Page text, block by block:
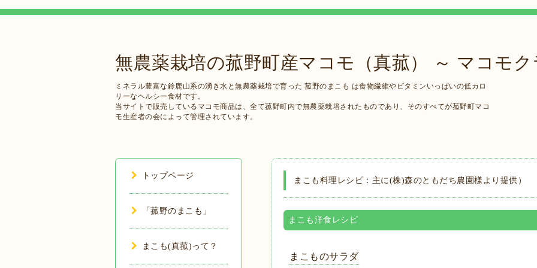
無農薬栽培の菰野町産マコモ（真菰） ～ マコモ
ミネラル豊富な鈴鹿山系の湧き水と無農薬栽培で育った 菰野のまこも は食物繊維やビタミンいっぱいの低カロ
リーなヘルシー食材です。
当サイトで販売しているマコモ商品は、全て菰野町内で無農薬栽培されたものであり、そのすべてが菰野町マコ
モ生産者の会によって管理されています。
まこも料理レシピ：主に(株)森のともだち農園様より提供）
まこも洋食レシピ
まこものサラダ
トップページ
「菰野のまこも」
まこも(真菰)って？